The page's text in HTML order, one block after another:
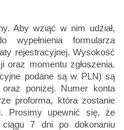
Aby wziąć w nim udział,
wypełnienia formularza
rejestracyjnej. Wysokość
oraz momentu zgłoszenia.
podane są w PLN) są
poniżej. Numer konta
proforma, która zostanie
Prosimy upewnić się, że
ciągu 7 dni po dokonaniu